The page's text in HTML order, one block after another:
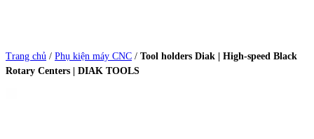
Trang chủ / Phụ kiện máy CNC / Tool holders Diak | High-speed Black
Rotary Centers | DIAK TOOLS